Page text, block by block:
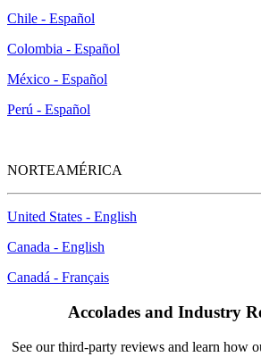
Chile - Español
Colombia - Español
México - Español
Perú - Español
NORTEAMÉRICA
United States - English
Canada - English
Canadá - Français
Accolades and Industry
See our third-party reviews and learn how